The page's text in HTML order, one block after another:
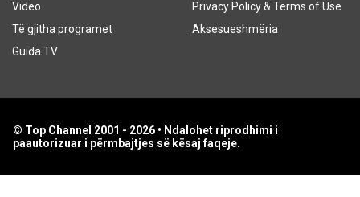
Video
Të gjitha programet
Guida TV
Privacy Policy & Terms of Use
Aksesueshmëria
© Top Channel 2001 - 2026 • Ndalohet riprodhimi i
paautorizuar i përmbajtjes së kësaj faqeje.